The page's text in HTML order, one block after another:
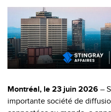
Montréal, le 23 juin 2026 –
importante société de